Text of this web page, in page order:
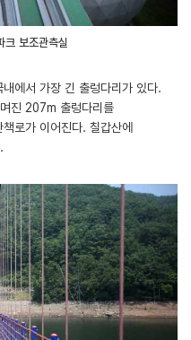
크 보조관측실
에서 가장 긴 출렁다리가 있다.
진 207m 출렁다리를
로가 이어진다. 칠갑산에